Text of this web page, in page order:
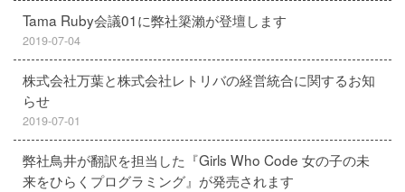
Tama Ruby会議01に弊社簗瀨が登壇します
2019-07-04
株式会社万葉と株式会社レトリバの経営統合に関するお知
らせ
2019-07-01
弊社鳥井が翻訳を担当した『Girls Who Code 女の子の未
来をひらくプログラミング』が発売されます